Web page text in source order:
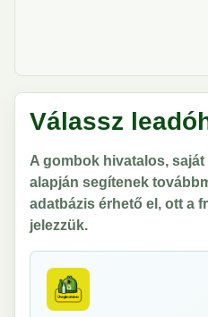
Válassz
A gombok hivatalos,
alapján segítenek
adatbázis érhető el, ott a
jelezzük.